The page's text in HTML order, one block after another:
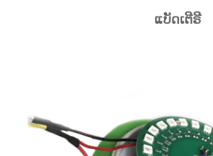
ແບັດເຕີຣີ